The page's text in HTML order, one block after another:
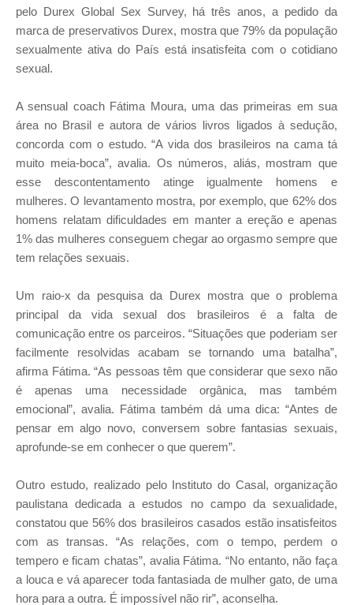
pelo Durex Global Sex Survey, há três anos, a pedido da
marca de preservativos Durex, mostra que 79% da população
sexualmente ativa do País está insatisfeita com o cotidiano
sexual.
A sensual coach Fátima Moura, uma das primeiras em sua
área no Brasil e autora de vários livros ligados à sedução,
concorda com o estudo. “A vida dos brasileiros na cama tá
muito meia-boca”, avalia. Os números, aliás, mostram que
esse descontentamento atinge igualmente homens e
mulheres. O levantamento mostra, por exemplo, que 62% dos
homens relatam dificuldades em manter a ereção e apenas
1% das mulheres conseguem chegar ao orgasmo sempre que
tem relações sexuais.
Um raio-x da pesquisa da Durex mostra que o problema
principal da vida sexual dos brasileiros é a falta de
comunicação entre os parceiros. “Situações que poderiam ser
facilmente resolvidas acabam se tornando uma batalha”,
afirma Fátima. “As pessoas têm que considerar que sexo não
é apenas uma necessidade orgânica, mas também
emocional”, avalia. Fátima também dá uma dica: “Antes de
pensar em algo novo, conversem sobre fantasias sexuais,
aprofunde-se em conhecer o que querem”.
Outro estudo, realizado pelo Instituto do Casal, organização
paulistana dedicada a estudos no campo da sexualidade,
constatou que 56% dos brasileiros casados estão insatisfeitos
com as transas. “As relações, com o tempo, perdem o
tempero e ficam chatas”, avalia Fátima. “No entanto, não faça
a louca e vá aparecer toda fantasiada de mulher gato, de uma
hora para a outra. É impossível não rir”, aconselha.